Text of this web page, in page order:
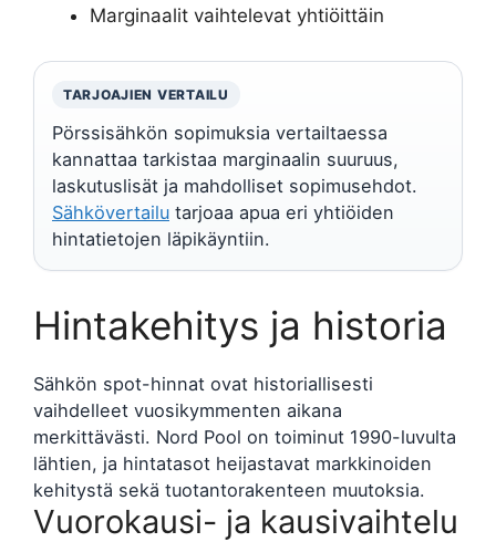
Marginaalit vaihtelevat yhtiöittäin
TARJOAJIEN VERTAILU
Pörssisähkön sopimuksia vertailtaessa
kannattaa tarkistaa marginaalin suuruus,
laskutuslisät ja mahdolliset sopimusehdot.
Sähkövertailu tarjoaa apua eri yhtiöiden
hintatietojen läpikäyntiin.
Hintakehitys ja historia
Sähkön spot-hinnat ovat historiallisesti
vaihdelleet vuosikymmenten aikana
merkittävästi. Nord Pool on toiminut 1990-luvulta
lähtien, ja hintatasot heijastavat markkinoiden
kehitystä sekä tuotantorakenteen muutoksia.
Vuorokausi- ja kausivaihtelu